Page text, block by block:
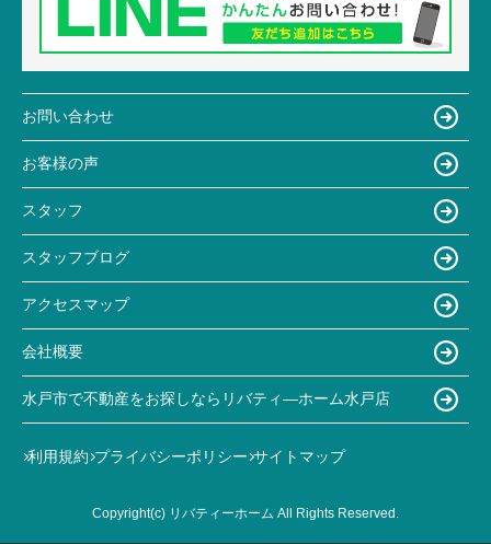
お問い合わせ
お客様の声
スタッフ
スタッフブログ
アクセスマップ
会社概要
水戸市で不動産をお探しならリバティ―ホーム水戸店
利用規約 プライバシーポリシー サイトマップ
Copyright(c) リバティーホーム All Rights Reserved.